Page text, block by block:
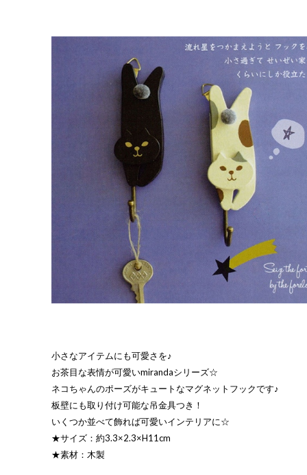
小さなアイテムにも可愛さを♪
お茶目な表情が可愛いmirandaシリーズ☆
ネコちゃんのポーズがキュートなマグネットフックです♪
板壁にも取り付け可能な吊金具つき！
いくつか並べて飾れば可愛いインテリアに☆
★サイズ：約3.3×2.3×H11cm
★素材：木製